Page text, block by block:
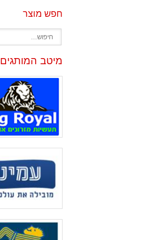
חפש מוצר
מיטב המותגים